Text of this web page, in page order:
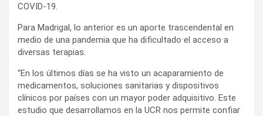
COVID-19.
Para Madrigal, lo anterior es un aporte trascendental en
medio de una pandemia que ha dificultado el acceso a
diversas terapias.
“En los últimos días se ha visto un acaparamiento de
medicamentos, soluciones sanitarias y dispositivos
clínicos por países con un mayor poder adquisitivo. Este
estudio que desarrollamos en la UCR nos permite confiar